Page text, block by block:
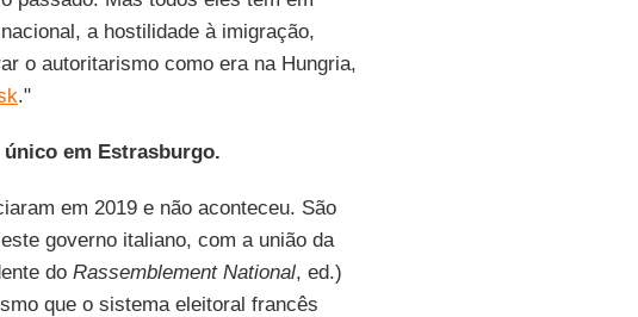
a hostilidade à imigração,
o autoritarismo como era na Hungria,
."
em Estrasburgo.
em 2019 e não aconteceu. São
governo italiano, com a união da
do Rassemblement National, ed.)
que o sistema eleitoral francês